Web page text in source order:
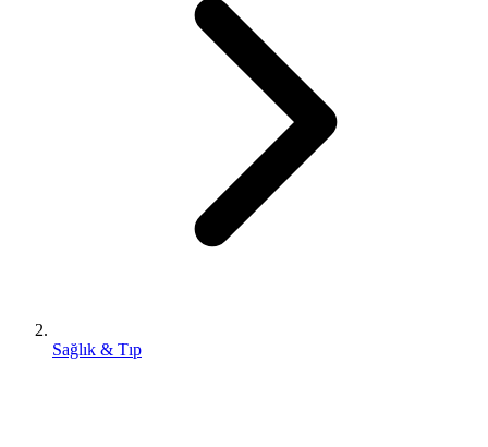
Sağlık & Tıp